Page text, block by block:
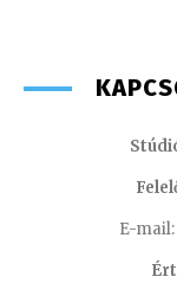
E-mail: